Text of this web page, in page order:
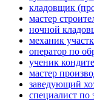
кладовщик
мастер
ночной
механик
оператор по
ученик
мастер
заведующий
специалист по